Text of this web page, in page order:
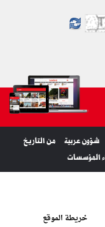
شؤون عربية
من التاريخ
المؤسسات
خريطة الموقع